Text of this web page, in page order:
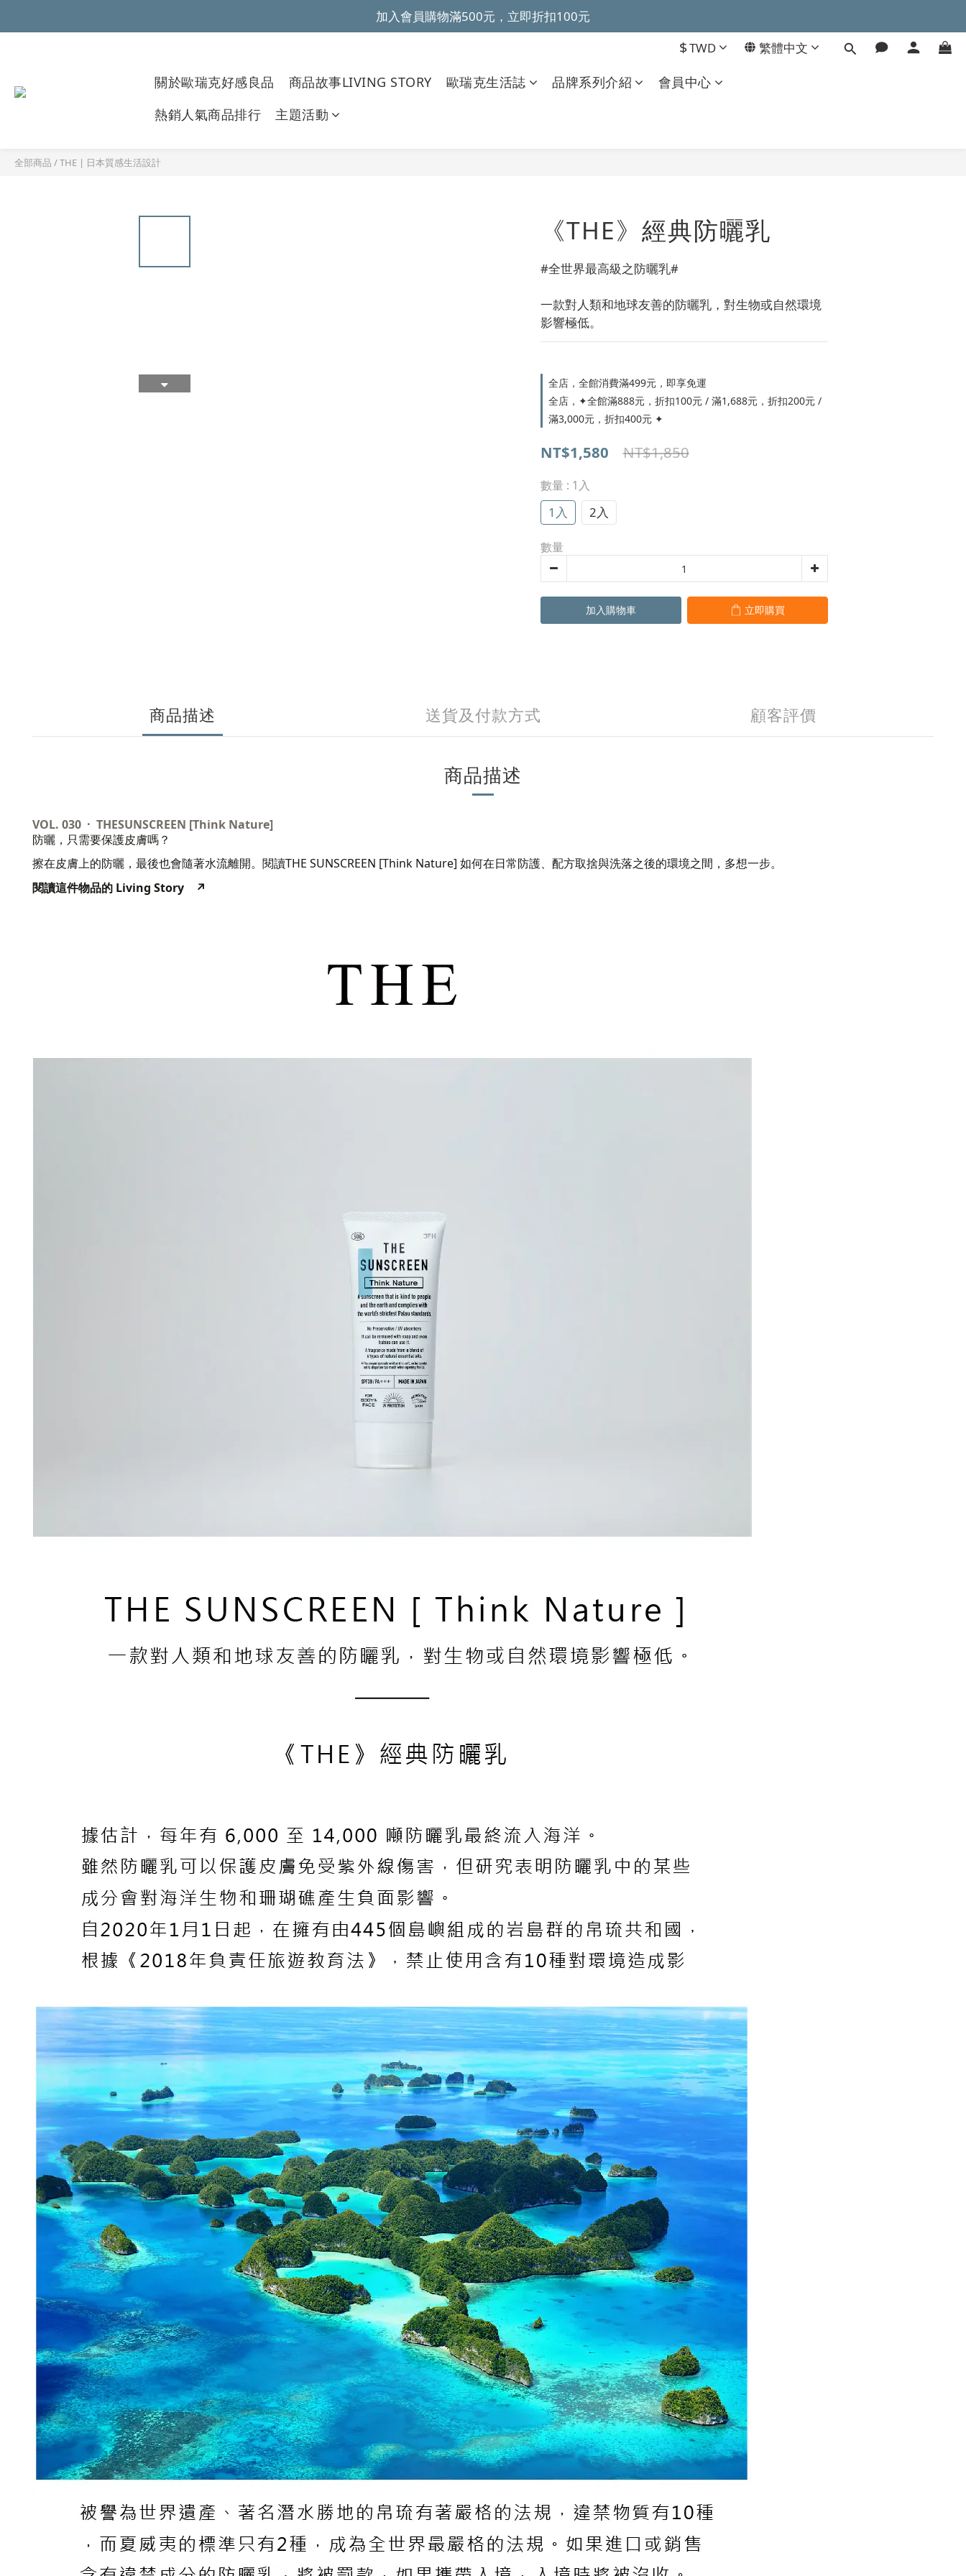
~全館滿499元免運~
加入會員購物滿500元，立即折扣100元
$TWD 繁體中文
關於歐瑞克好感良品 商品故事LIVING STORY 歐瑞克生活誌 品牌系列介紹
會員中心
熱銷人氣商品排行
主題活動
全部商品 /THE | 日本質感生活設計
《THE》經典防曬乳
#全世界最高級之防曬乳#
一款對人類和地球友善的防曬乳，對生物或自然環境
影響極低。
全店，全館消費滿499元，即享免運
全店，✦全館滿888元，折扣100元 / 滿1,688元，折扣200元 /
滿3,000元，折扣400元 ✦
NT$1,850
NT$1,580
數量 : 1入
1入 2入
數量
加入購物車 立即購買
商品描述 送貨及付款方式 顧客評價
商品描述
VOL. 030 · THESUNSCREEN [Think Nature]
防曬，只需要保護皮膚嗎？
擦在皮膚上的防曬，最後也會隨著水流離開。閱讀THE SUNSCREEN [Think Nature] 如何在日常防護、配方取捨與洗落之後的環境之間，多想一步。
閱讀這件物品的 Living Story ↗